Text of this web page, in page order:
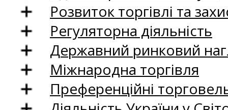
Розвиток торгівлі та
Регуляторна діяльність
Державний ринковий
Міжнародна торгівля
Преференційні